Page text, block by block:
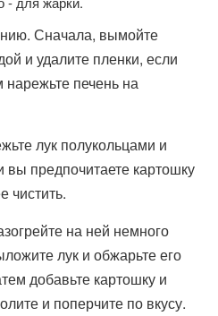
Сначала, вымойте
и удалите пленки, если
нарежьте печень на
лук полукольцами и
вы предпочитаете картошку
чистить.
на ней немного
лук и обжарьте его
добавьте картошку и
и поперчите по вкусу.